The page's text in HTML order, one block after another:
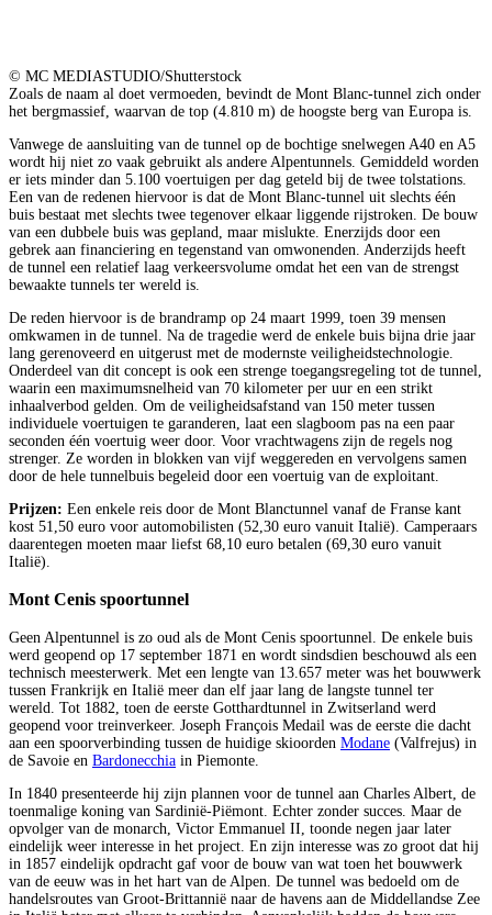
© MC MEDIASTUDIO/Shutterstock
Zoals de naam al doet vermoeden, bevindt de Mont Blanc-tunnel zich onder
het bergmassief, waarvan de top (4.810 m) de hoogste berg van Europa is.
Vanwege de aansluiting van de tunnel op de bochtige snelwegen A40 en A5
wordt hij niet zo vaak gebruikt als andere Alpentunnels. Gemiddeld worden
er iets minder dan 5.100 voertuigen per dag geteld bij de twee tolstations.
Een van de redenen hiervoor is dat de Mont Blanc-tunnel uit slechts één
buis bestaat met slechts twee tegenover elkaar liggende rijstroken. De bouw
van een dubbele buis was gepland, maar mislukte. Enerzijds door een
gebrek aan financiering en tegenstand van omwonenden. Anderzijds heeft
de tunnel een relatief laag verkeersvolume omdat het een van de strengst
bewaakte tunnels ter wereld is.
De reden hiervoor is de brandramp op 24 maart 1999, toen 39 mensen
omkwamen in de tunnel. Na de tragedie werd de enkele buis bijna drie jaar
lang gerenoveerd en uitgerust met de modernste veiligheidstechnologie.
Onderdeel van dit concept is ook een strenge toegangsregeling tot de tunnel,
waarin een maximumsnelheid van 70 kilometer per uur en een strikt
inhaalverbod gelden. Om de veiligheidsafstand van 150 meter tussen
individuele voertuigen te garanderen, laat een slagboom pas na een paar
seconden één voertuig weer door. Voor vrachtwagens zijn de regels nog
strenger. Ze worden in blokken van vijf weggereden en vervolgens samen
door de hele tunnelbuis begeleid door een voertuig van de exploitant.
Prijzen: Een enkele reis door de Mont Blanctunnel vanaf de Franse kant
kost 51,50 euro voor automobilisten (52,30 euro vanuit Italië). Camperaars
daarentegen moeten maar liefst 68,10 euro betalen (69,30 euro vanuit
Italië).
Mont Cenis spoortunnel
Geen Alpentunnel is zo oud als de Mont Cenis spoortunnel. De enkele buis
werd geopend op 17 september 1871 en wordt sindsdien beschouwd als een
technisch meesterwerk. Met een lengte van 13.657 meter was het bouwwerk
tussen Frankrijk en Italië meer dan elf jaar lang de langste tunnel ter
wereld. Tot 1882, toen de eerste Gotthardtunnel in Zwitserland werd
geopend voor treinverkeer. Joseph François Medail was de eerste die dacht
aan een spoorverbinding tussen de huidige skioorden Modane (Valfrejus) in
de Savoie en Bardonecchia in Piemonte.
In 1840 presenteerde hij zijn plannen voor de tunnel aan Charles Albert, de
toenmalige koning van Sardinië-Piëmont. Echter zonder succes. Maar de
opvolger van de monarch, Victor Emmanuel II, toonde negen jaar later
eindelijk weer interesse in het project. En zijn interesse was zo groot dat hij
in 1857 eindelijk opdracht gaf voor de bouw van wat toen het bouwwerk
van de eeuw was in het hart van de Alpen. De tunnel was bedoeld om de
handelsroutes van Groot-Brittannië naar de havens aan de Middellandse Zee